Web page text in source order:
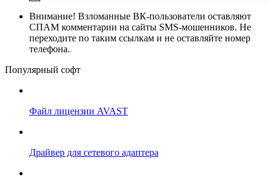
Внимание! Взломанные ВК-пользователи оставляют
СПАМ комментарии на сайты SMS-мошенников. Не
переходите по таким ссылкам и не оставляйте номер
телефона.
Популярный софт
Файл лицензии AVAST
Драйвер для сетевого адаптера